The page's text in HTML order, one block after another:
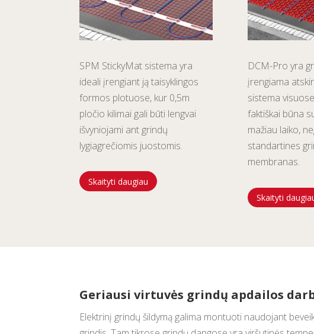
SPM StickyMat sistema yra
ideali įrengiant ją taisyklingos
formos plotuose, kur 0,5m
pločio kilimai gali būti lengvai
išvyniojami ant grindų
lygiagrečiomis juostomis.
Skaityti daugiau
DCM-Pro yra
įrengiama
sistema
faktiškai būna
mažiau laiko,
standartines
membranas.
Skaityti
Geriausi virtuvės grindų apdailos
Elektrinį grindų šildymą galima montuoti naudojant